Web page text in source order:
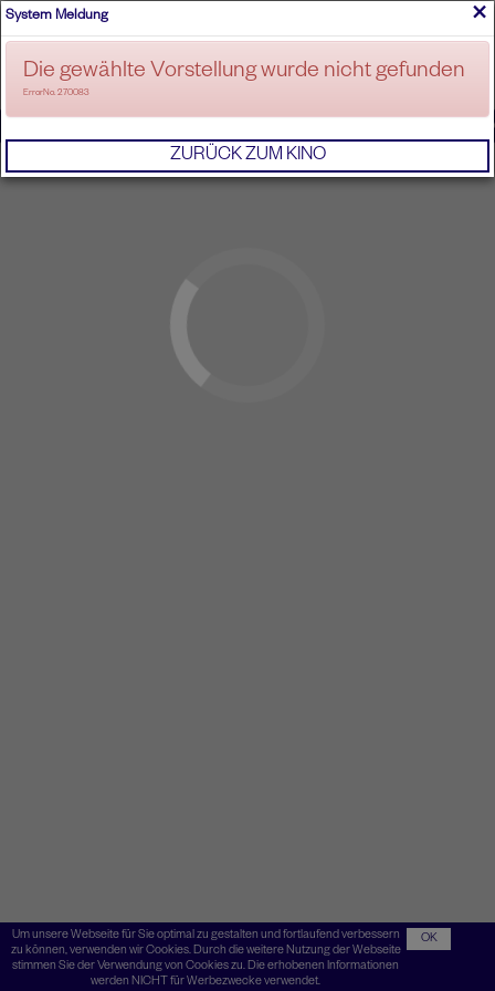
ANMELDEN
Um unsere Webseite für Sie optimal zu gestalten und fortlaufend verbessern
zu können, verwenden wir Cookies. Durch die weitere Nutzung der Webseite
stimmen Sie der Verwendung von Cookies zu. Die erhobenen Informationen
werden NICHT für Werbezwecke verwendet.
OK
×
System Meldung
Die gewählte Vorstellung wurde nicht gefunden
ErrorNo. 270083
ZURÜCK ZUM KINO